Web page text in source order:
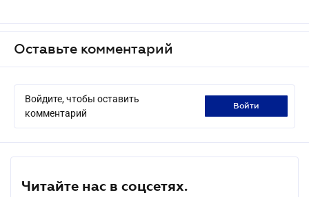
Оставьте комментарий
Войдите, чтобы оставить
комментарий
войти
Читайте нас в соцсетях.